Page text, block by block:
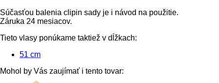
Súčasťou balenia clipin sady je i návod na použitie.
Záruka 24 mesiacov.
Tieto vlasy ponúkame taktiež v dĺžkach:
51 cm
Mohol by Vás zaujímať i tento tovar: